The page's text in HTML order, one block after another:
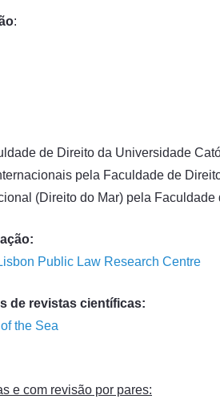
:
de Direito da Universidade
pela Faculdade de
(Direito do Mar) pela
Public Law Research Centre
de revistas científicas:
the Sea
e com revisão por pares: